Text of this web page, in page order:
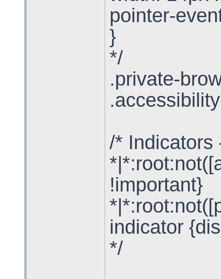
pointer-
}
*/
.private-
/* Indicators
!important}
indicator
*/